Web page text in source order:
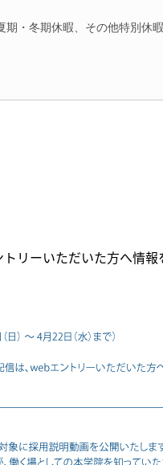
期・冬期休暇、その他特別休暇
リーいただいた方へ情報